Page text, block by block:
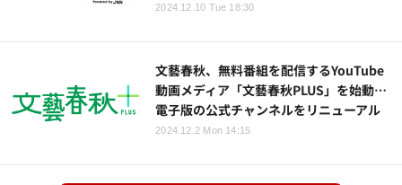
2024.12.10 Tue 18:30
文藝春秋、無料番組を配信するYouTube
動画メディア「文藝春秋PLUS」を始動…
電子版の公式チャンネルをリニューアル
2024.12.2 Mon 14:15